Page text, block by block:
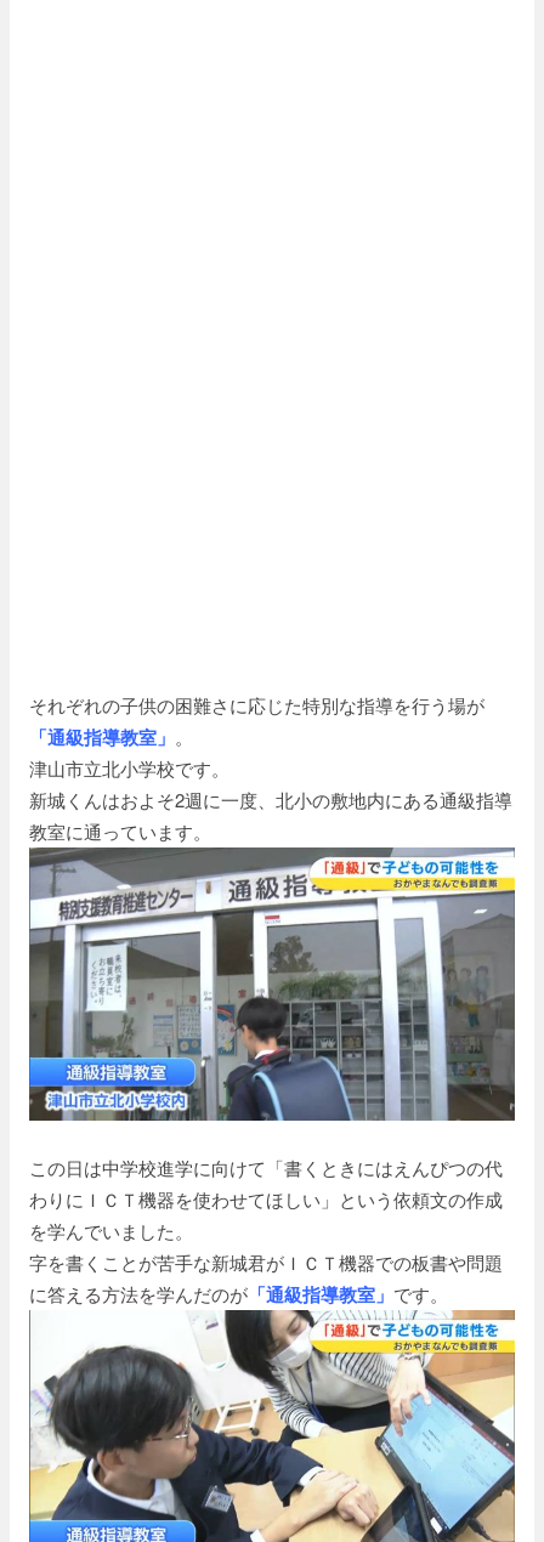
それぞれの子供の困難さに応じた特別な指導を行う場が
「通級指導教室」 。
津山市立北小学校です。
新城くんはおよそ2週に一度、北小の敷地内にある通級指導
教室に通っています。
この日は中学校進学に向けて「書くときにはえんぴつの代
わりにＩＣＴ機器を使わせてほしい」という依頼文の作成
を学んでいました。
字を書くことが苦手な新城君がＩＣＴ機器での板書や問題
に答える方法を学んだのが 「通級指導教室」 です。